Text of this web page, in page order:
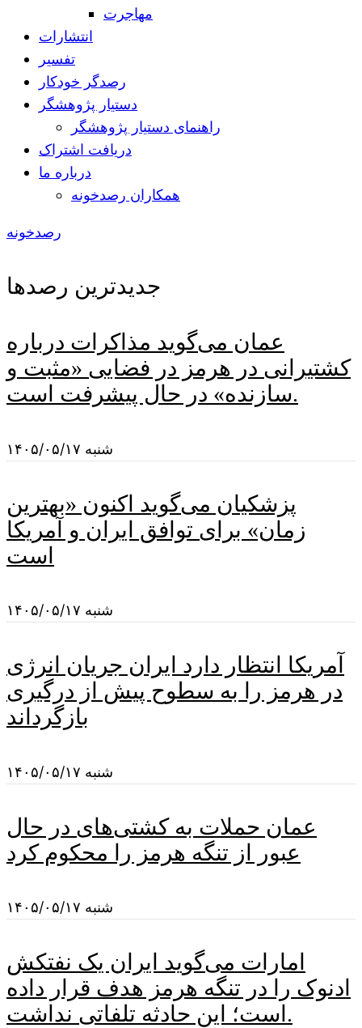
مهاجرت
انتشارات
تفسیر
رصدگر خودکار
دستیار پژوهشگر
راهنمای دستیار پژوهشگر
دریافت اشتراک
درباره ما
همکاران رصدخونه
رصدخونه
جدیدترین رصدها
عمان می‌گوید مذاکرات درباره
کشتیرانی در هرمز در فضایی «مثبت و
سازنده» در حال پیشرفت است.
شنبه ۱۴۰۵/۰۵/۱۷
پزشکیان می‌گوید اکنون «بهترین
زمان» برای توافق ایران و آمریکا
است
شنبه ۱۴۰۵/۰۵/۱۷
آمریکا انتظار دارد ایران جریان انرژی
در هرمز را به سطوح پیش از درگیری
بازگرداند
شنبه ۱۴۰۵/۰۵/۱۷
عمان حملات به کشتی‌های در حال
عبور از تنگه هرمز را محکوم کرد
شنبه ۱۴۰۵/۰۵/۱۷
امارات می‌گوید ایران یک نفتکش
ادنوک را در تنگه هرمز هدف قرار داده
است؛ این حادثه تلفاتی نداشت.